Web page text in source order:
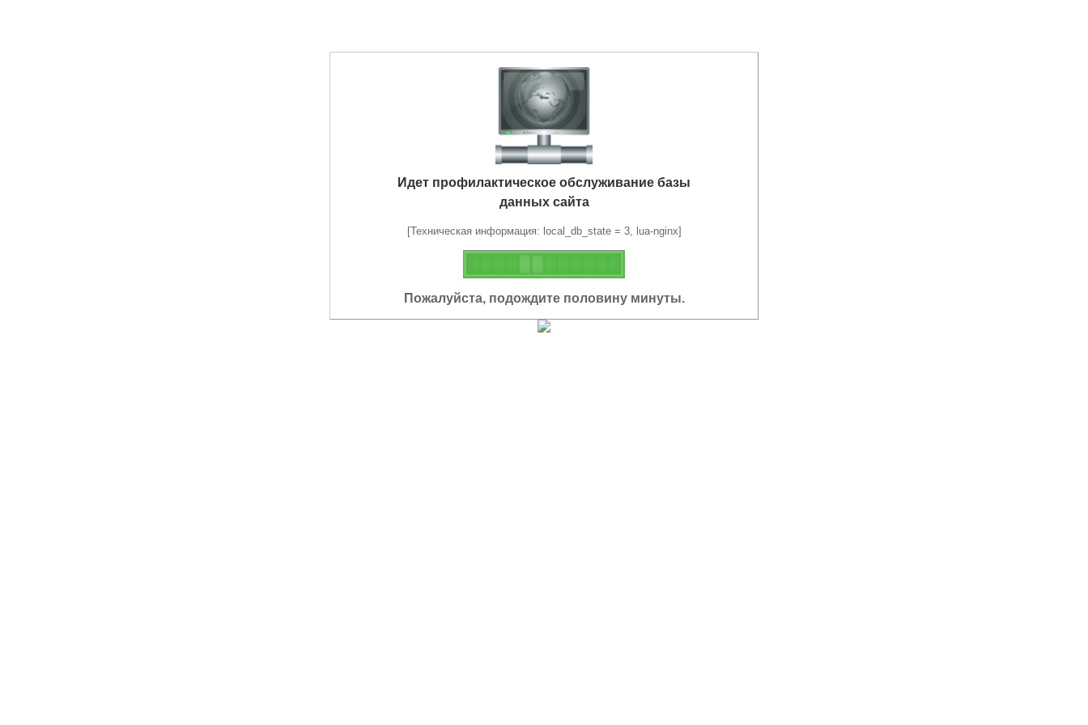
Идет профилактическое обслуживание базы
данных сайта
[Техническая информация: local_db_state = 3, lua-nginx]
Пожалуйста, подождите половину минуты.